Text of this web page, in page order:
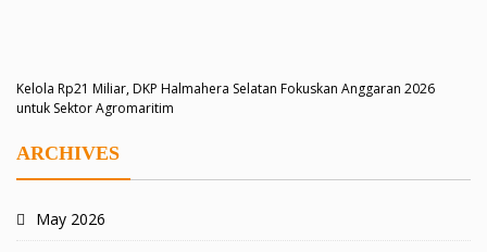
Kelola Rp21 Miliar, DKP Halmahera Selatan Fokuskan Anggaran 2026
untuk Sektor Agromaritim
ARCHIVES
May 2026